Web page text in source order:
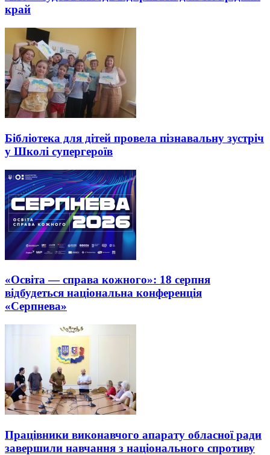
край
Бібліотека для дітей провела пізнавальну зустріч
у Школі супергероїв
«Освіта — справа кожного»: 18 серпня
відбудеться національна конференція
«Серпнева»
Працівники виконавчого апарату обласної ради
завершили навчання з національного спротиву